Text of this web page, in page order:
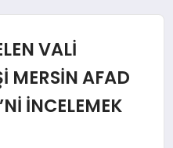
VALİ
MERSİN AFAD
İNCELEMEK